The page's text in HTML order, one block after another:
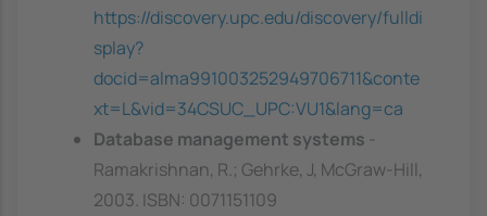
https://discovery.upc.edu/discovery/fulldi
splay?
docid=alma991003252949706711&conte
xt=L&vid=34CSUC_UPC:VU1&lang=ca
Database management systems
Ramakrishnan, R.; Gehrke, J, McGraw-Hill,
2003. ISBN: 0071151109